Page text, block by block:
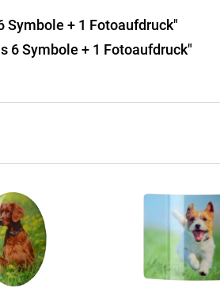
Symbole + 1 Fotoaufdruck"
6 Symbole + 1 Fotoaufdruck"